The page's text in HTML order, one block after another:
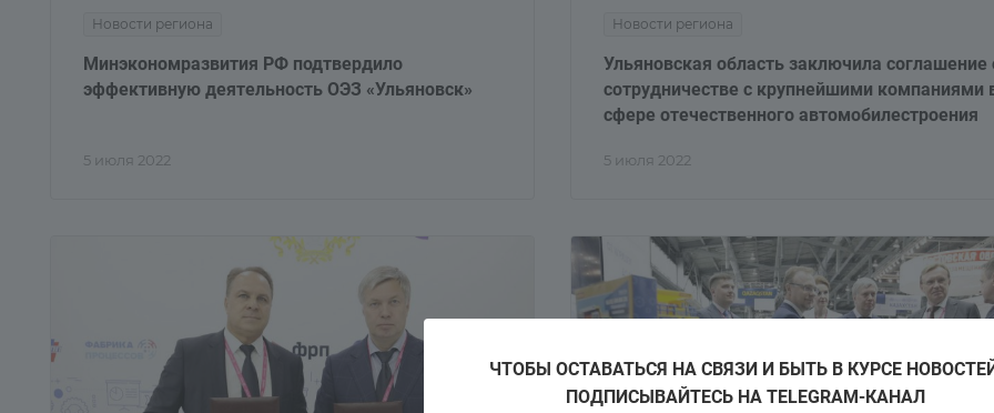
Новости региона
5 июля 2022
Минэкономразвития РФ подтвердило
эффективную деятельность ОЭЗ «Ульяновск»
Новости региона
5 июля 2022
Ульяновская область заключила соглашение
сотрудничестве с крупнейшими компаниями
сфере отечественного автомобилестроения
ЧТОБЫ ОСТАВАТЬСЯ НА СВЯЗИ И БЫТЬ В КУРСЕ
ПОДПИСЫВАЙТЕСЬ НА TELEGRAM-КАНАЛ